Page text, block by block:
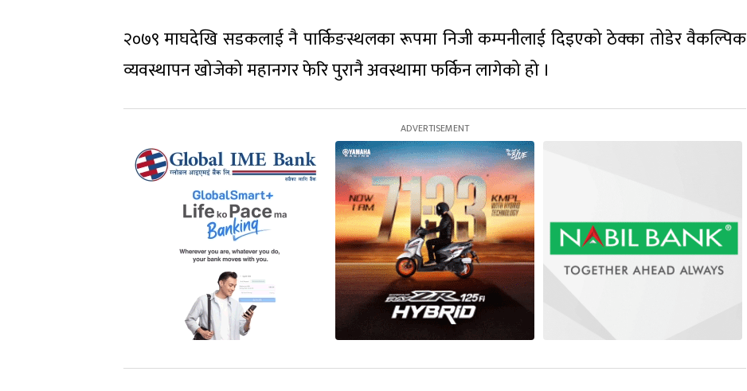
२०७९ माघदेखि सडकलाई नै पार्किङस्थलका रूपमा निजी कम्पनीलाई दिइएको ठेक्का तोडेर वैकल्पिक
व्यवस्थापन खोजेको महानगर फेरि पुरानै अवस्थामा फर्किन लागेको हो ।